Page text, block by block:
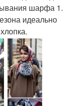
шарфа 1.
идеально